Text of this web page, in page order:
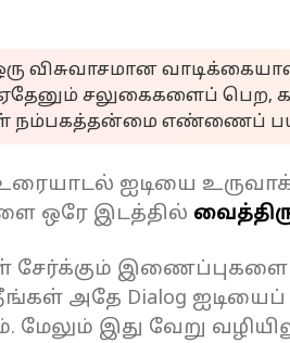
விசுவாசமான
சலுகைகளைப் பெற,
நம்பகத்தன்மை எண்ணைப்
ஐடியை
ஒரே இடத்தில்
சேர்க்கும்
அதே Dialog
மேலும் இது வேறு